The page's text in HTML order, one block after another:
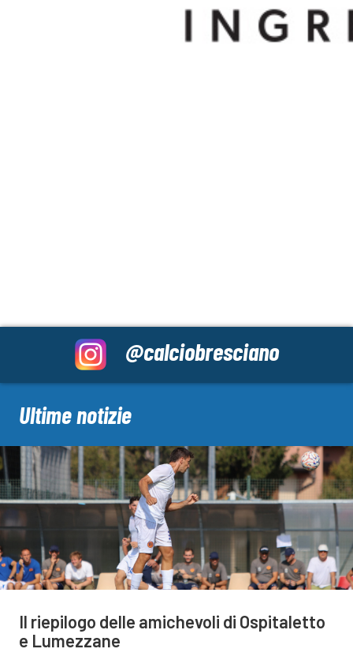
@calciobresciano
Ultime notizie
Il riepilogo delle amichevoli di Ospitaletto
e Lumezzane